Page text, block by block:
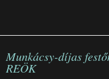
Munkácsy-díjas
REÖK